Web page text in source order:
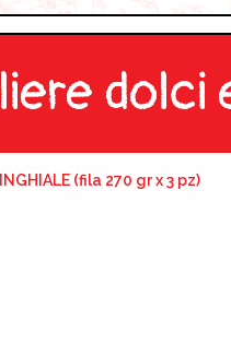
dolci
(fila 270 gr x 3 pz)